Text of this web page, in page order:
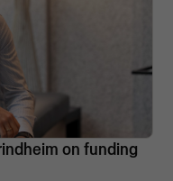
on funding